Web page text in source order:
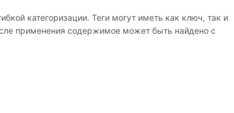
категоризации. Теги могут иметь как ключ, так и
применения содержимое может быть найдено с